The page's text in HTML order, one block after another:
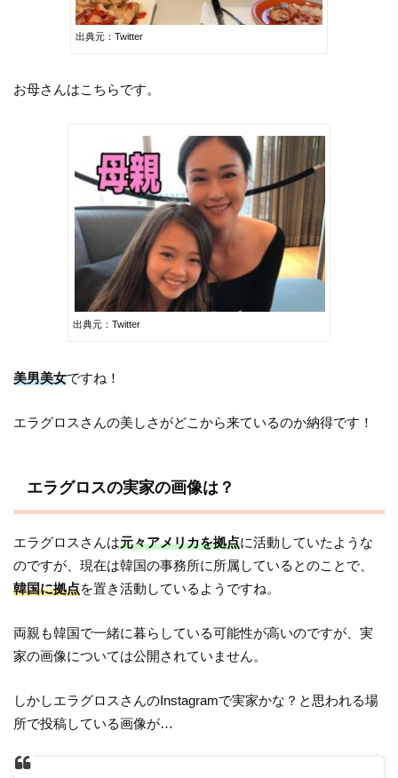
出典元：Twitter
お母さんはこちらです。
出典元：Twitter
美男美女ですね！
エラグロスさんの美しさがどこから来ているのか納得です！
エラグロスの実家の画像は？
エラグロスさんは元々アメリカを拠点に活動していたような
のですが、現在は韓国の事務所に所属しているとのことで、
韓国に拠点を置き活動しているようですね。
両親も韓国で一緒に暮らしている可能性が高いのですが、実
家の画像については公開されていません。
しかしエラグロスさんのInstagramで実家かな？と思われる場
所で投稿している画像が…